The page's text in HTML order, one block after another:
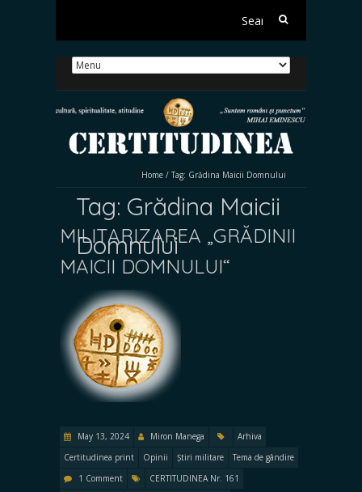
Search
Home / Tag: Grădina Maicii Domnului
Tag: Grădina Maicii
Domnului
MILITARIZAREA „GRĂDINII
MAICII DOMNULUI“
May 13, 2024 Miron Manega
Arhiva
Certitudinea print
Opinii Știri militare
Tema de gândire
1 Comment
CERTITUDINEA Nr. 161